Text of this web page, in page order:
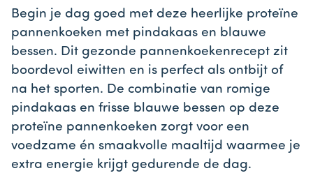
Begin je dag goed met deze heerlijke proteïne
pannenkoeken met pindakaas en blauwe
bessen. Dit gezonde pannenkoekenrecept zit
boordevol eiwitten en is perfect als ontbijt of
na het sporten. De combinatie van romige
pindakaas en frisse blauwe bessen op deze
proteïne pannenkoeken zorgt voor een
voedzame én smaakvolle maaltijd waarmee je
extra energie krijgt gedurende de dag.